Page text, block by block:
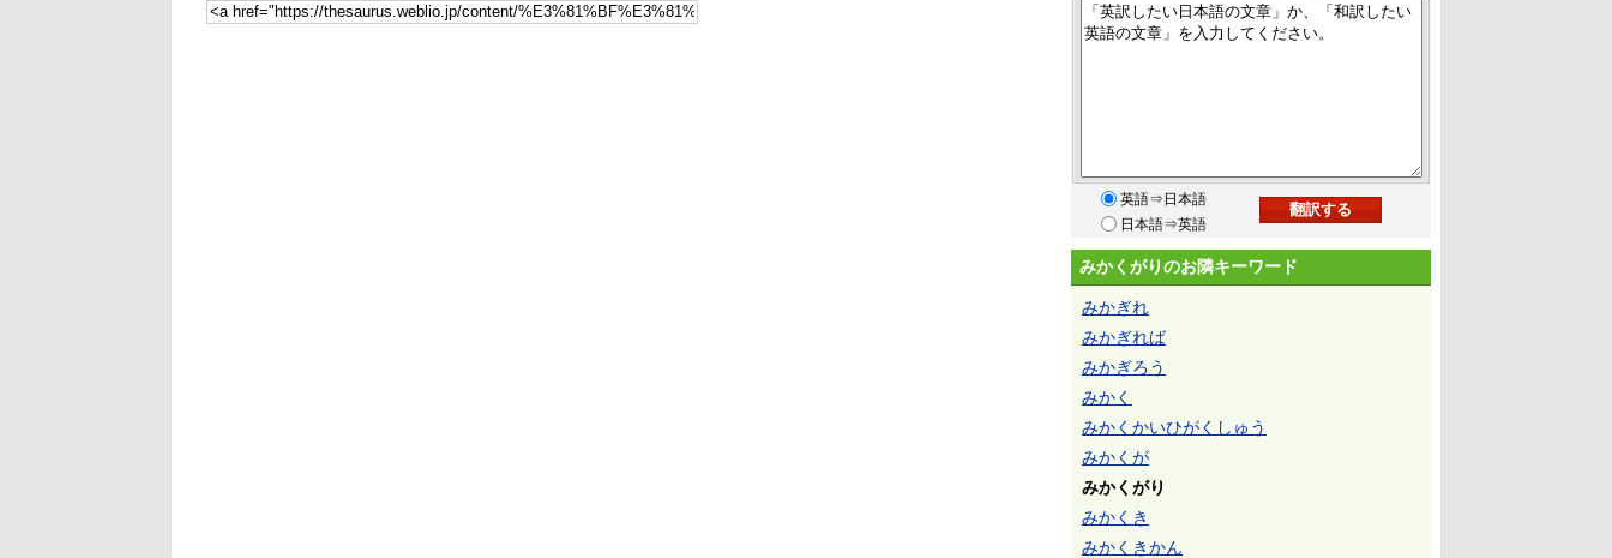
英語⇒日本語
日本語⇒英語
みかくがりのお隣キーワード
みかぎれ
みかぎれば
みかぎろう
みかく
みかくかいひがくしゅう
みかくが
みかくがり
みかくき
みかくきかん